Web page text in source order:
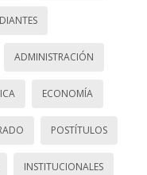
ADMINISTRACIÓN
ECONOMÍA
POSTÍTULOS
INSTITUCIONALES